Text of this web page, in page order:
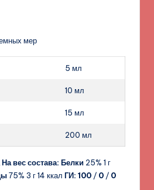
мер
5 мл
10 мл
15 мл
200 мл
На вес состава: Белки 25% 1 г
75% 3 г 14 ккал ГИ: 100 / 0 / 0